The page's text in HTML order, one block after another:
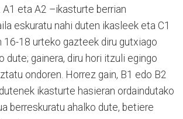
eta A2 –ikasturte berrian
eskuratu nahi duten ikasleek eta C1
16-18 urteko gazteek diru gutxiago
dute; gainera, diru hori itzuli egingo
ondoren. Horrez gain, B1 edo B2
ikasturte hasieran ordaindutako
berreskuratu ahalko dute, betiere